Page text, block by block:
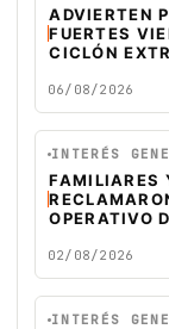
ADVIERTEN
FUERTES
CICLÓN
06/08/2026
INTERÉS
FAMILIARES
OPERATIVO
02/08/2026
INTERÉS